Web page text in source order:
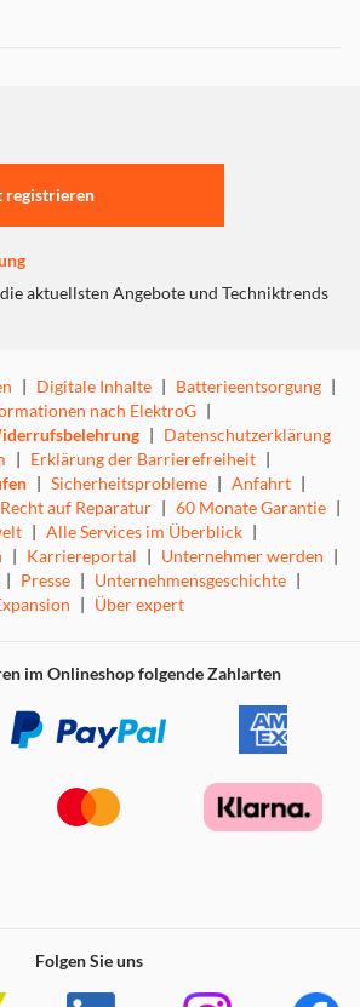
registrieren
aktuellsten Angebote und Techniktrends
| Digitale Inhalte | Batterieentsorgung |
nach ElektroG |
| Datenschutzerklärung
| Erklärung der Barrierefreiheit |
| Sicherheitsprobleme | Anfahrt |
Recht auf Reparatur | 60 Monate Garantie |
| Alle Services im Überblick |
| Karriereportal | Unternehmer werden |
| Presse | Unternehmensgeschichte |
| Über expert
im Onlineshop folgende Zahlarten
Folgen Sie uns